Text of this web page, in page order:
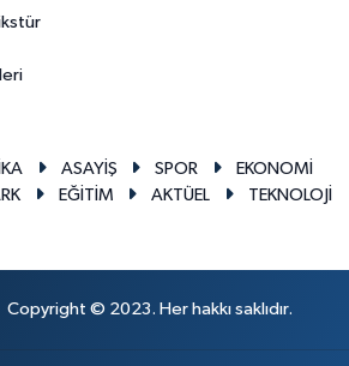
ASAYİŞ SPOR
EKONOMİ
EĞİTİM AKTÜEL TEKNOLOJİ
Copyright © 2023. Her hakkı saklıdır.